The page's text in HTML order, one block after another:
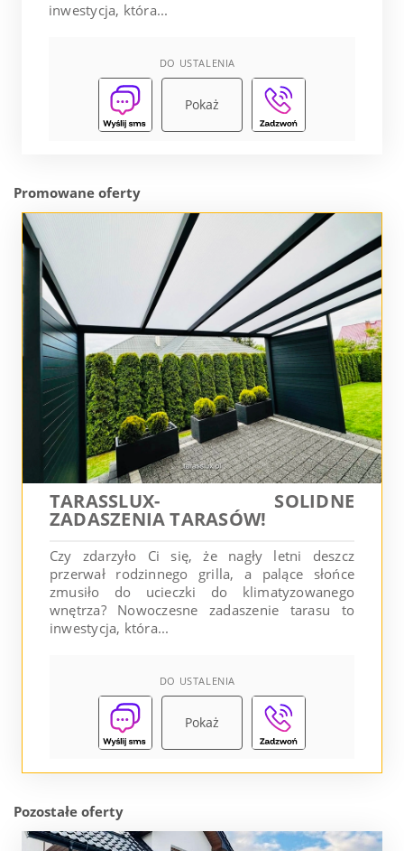
inwestycja, która...
DO USTALENIA
Pokaż
Promowane oferty
TARASSLUX- SOLIDNE
ZADASZENIA TARASÓW!
Czy zdarzyło Ci się, że nagły letni deszcz
przerwał rodzinnego grilla, a palące słońce
zmusiło do ucieczki do klimatyzowanego
wnętrza? Nowoczesne zadaszenie tarasu to
inwestycja, która...
DO USTALENIA
Pokaż
Pozostałe oferty